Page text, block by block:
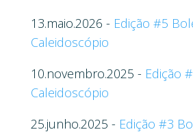
13.maio.2026 - Edição #5
Caleidoscópio
10.novembro.2025 - Edição
Caleidoscópio
25.junho.2025 - Edição #3